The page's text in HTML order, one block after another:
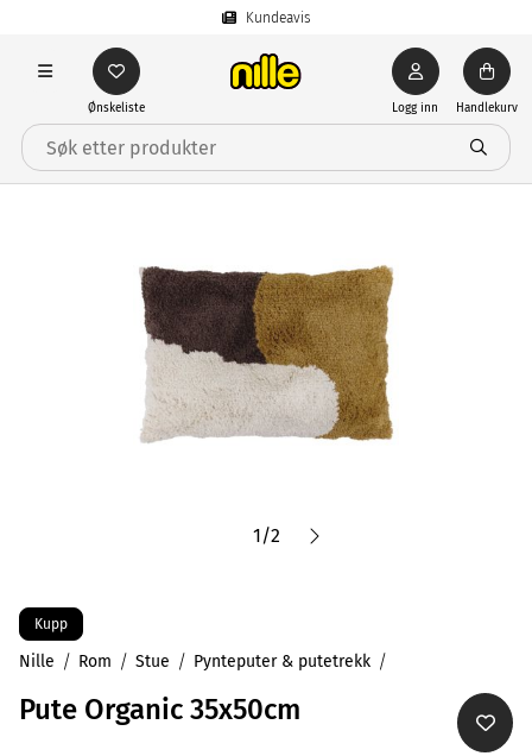
Kundeavis
Ønskeliste Logg inn Handlekurv
1/2
Kupp
Nille Rom Stue Pynteputer & putetrekk
Pute Organic 35x50cm